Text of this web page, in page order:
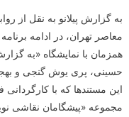
به گزارش پیلانو به نقل از
معاصر تهران، در ادامه
همزمان با نمایشگاه «به
حسینی، پری یوش گنجی و
این مستندها که با
مجموعه «پیشگامان نقاشی